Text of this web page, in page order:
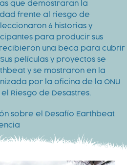
que demostraran la
frente al riesgo de
6 historias y
para producir sus
recibieron una beca para cubrir
películas y proyectos se
y se mostraron en la
por la oficina de la ONU
Riesgo de Desastres.
sobre el Desafío Earthbeat